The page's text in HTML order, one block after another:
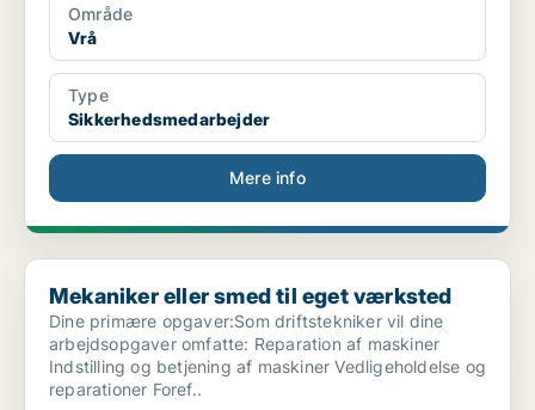
Område
Vrå
Type
Sikkerhedsmedarbejder
Mere info
Mekaniker eller smed til eget værksted
Mekaniker eller smed til eget værksted
Dine primære opgaver:Som driftstekniker vil dine
arbejdsopgaver omfatte: Reparation af maskiner
Indstilling og betjening af maskiner Vedligeholdelse og
reparationer Foref..